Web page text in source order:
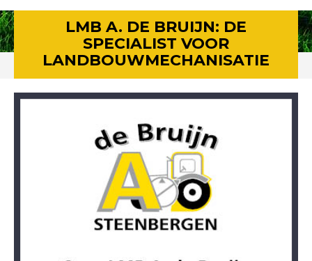
LMB A. DE BRUIJN: DE
SPECIALIST VOOR
LANDBOUWMECHANISATIE